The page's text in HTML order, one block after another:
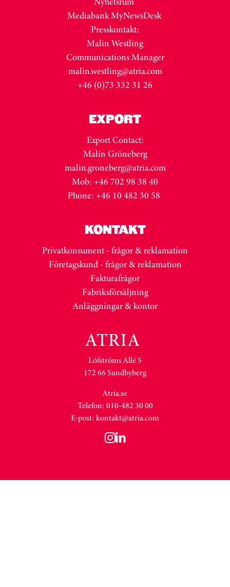
Mediabank MyNewsDesk
Presskontakt:
Malin Westling
Communications Manager
malin.westling@atria.com
+46 (0)73 332 31 26
EXPORT
Export Contact:
Malin Gröneberg
malin.groneberg@atria.com
Mob: +46 702 98 38 40
Phone: +46 10 482 30 58
KONTAKT
Privatkonsument - frågor & reklamation
Företagskund - frågor & reklamation
Fakturafrågor
Fabriksförsäljning
Anläggningar & kontor
Löfströms Allé 5
172 66 Sundbyberg
Atria.se
Telefon: 010-482 30 00
E-post: kontakt@atria.com